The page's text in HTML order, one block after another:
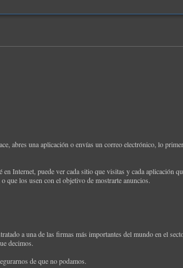
abres una aplicación o envías un correo electrónico, lo
Internet, puede ver cada sitio que visitas y cada aplicación
que los usen con el objetivo de mostrarte anuncios.
a una de las firmas más importantes del mundo en el
decimos.
de que no podamos.